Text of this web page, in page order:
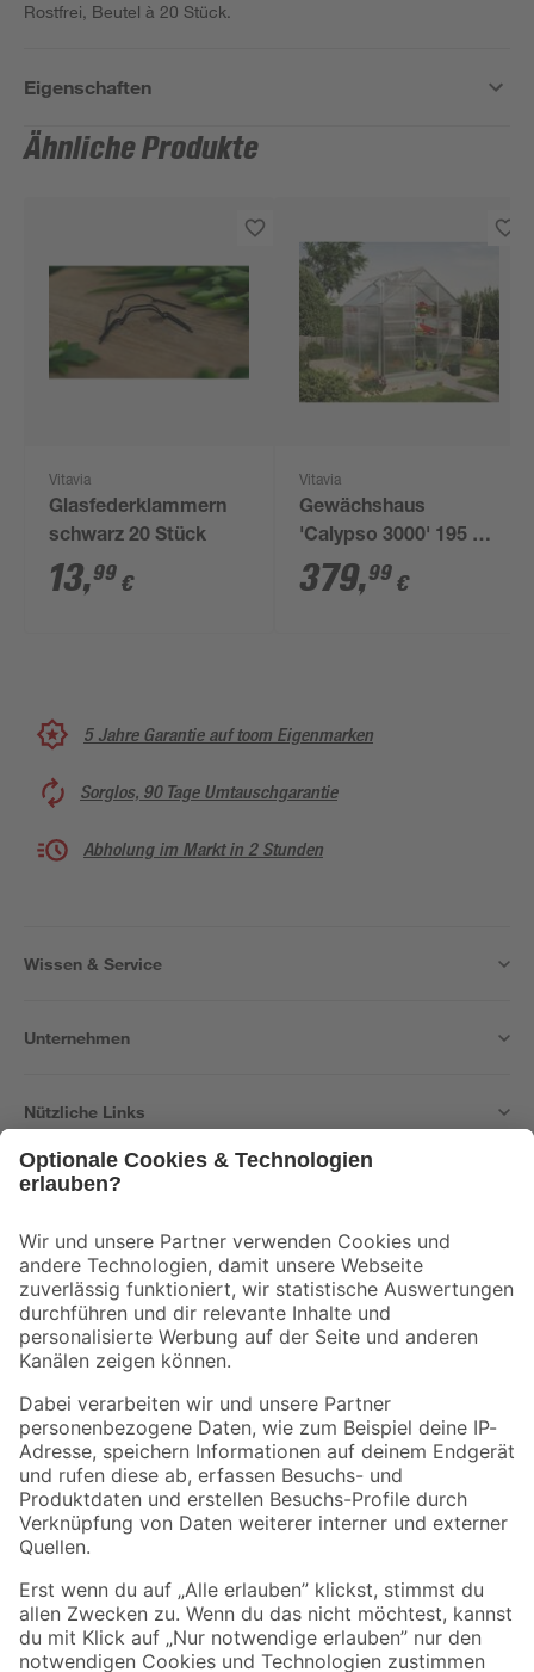
Rostfrei, Beutel à 20 Stück.
Eigenschaften
Ähnliche Produkte
Vitavia
Glasfederklammern
schwarz 20 Stück
13,99 €
Vitavia
Gewächshaus
'Calypso 3000' 195 x
158 cm mit 4 mm
Hohlkammerplatten
379,99 €
5 Jahre Garantie auf toom Eigenmarken
Sorglos, 90 Tage Umtauschgarantie
Abholung im Markt in 2 Stunden
Wissen & Service
Unternehmen
Nützliche Links
Der toom Newsletter: Keine Angebote und Aktionen mehr verpassen!
Zur Newsletter Anmeldung
Folge uns
Zahlungsarten Versandarten
Sicher einkaufen
Jetzt die toom-App herunterladen